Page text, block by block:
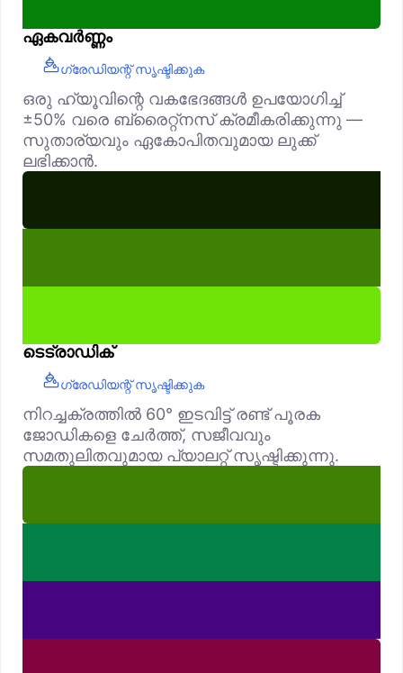
ഏകവർണ്ണം
ഗ്രേഡിയന്റ് സൃഷ്ടിക്കുക
ഒരു ഹ്യൂവിന്റെ വകഭേദങ്ങൾ ഉപയോഗിച്ച്
±50% വരെ ബ്രൈറ്റ്‌നസ് ക്രമീകരിക്കുന്നു —
സുതാര്യവും ഏകോപിതവുമായ ലുക്ക്
ലഭിക്കാൻ.
ടെട്രാഡിക്
ഗ്രേഡിയന്റ് സൃഷ്ടിക്കുക
നിറച്ചക്രത്തിൽ 60° ഇടവിട്ട് രണ്ട് പൂരക
ജോഡികളെ ചേർത്ത്, സജീവവും
സമതുലിതവുമായ പ്യാലറ്റ് സൃഷ്ടിക്കുന്നു.